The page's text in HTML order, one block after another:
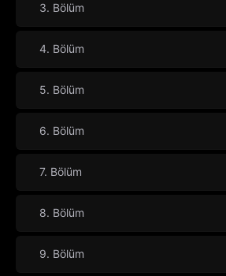
3. Bölüm
4. Bölüm
5. Bölüm
6. Bölüm
7. Bölüm
8. Bölüm
9. Bölüm